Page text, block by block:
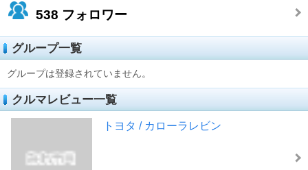
538 フォロワー
グループ一覧
グループは登録されていません。
クルマレビュー一覧
トヨタ / カローラレビン